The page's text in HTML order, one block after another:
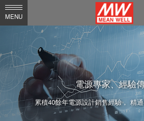
MEAN
WELL
Co.,
Ltd.
MENU
電源專家、經驗
累積40餘年電源設計銷售經驗， 精